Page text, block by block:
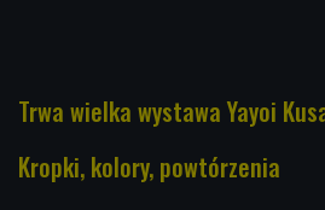
Trwa wielka wystawa Yayoi
Kropki, kolory, powtórzenia